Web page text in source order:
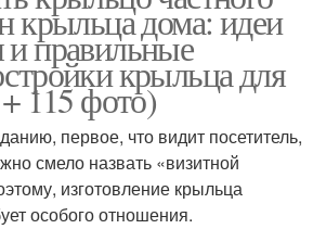
крыльца дома: идеи
правильные
крыльца для
115 фото)
первое, что видит посетитель,
смело назвать «визитной
изготовление крыльца
особого отношения.